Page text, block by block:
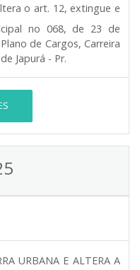
o art. 12, extingue e
no 068, de 23 de
de Cargos, Carreira
Japurá - Pr.
URBANA E ALTERA A